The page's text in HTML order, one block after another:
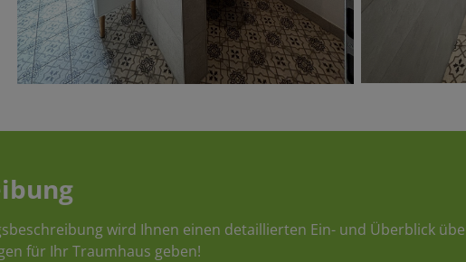
wird Ihnen einen detaillierten Ein- und Überblick
für Ihr Traumhaus geben!